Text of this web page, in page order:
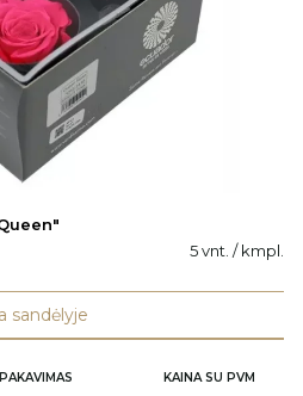
5 vnt. / kmpl.
sandėlyje
PAKAVIMAS KAINA SU PVM